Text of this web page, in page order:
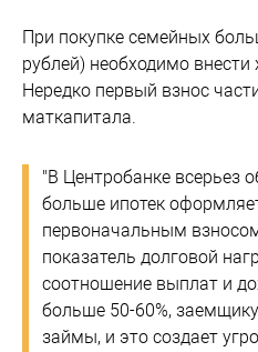
При покупке семейных
рублей) необходимо
Нередко первый взнос
маткапитала.
"В Центробанке всерьез
больше ипотек
первоначальным
показатель долговой
соотношение выплат и
больше 50-60%,
займы, и это создает